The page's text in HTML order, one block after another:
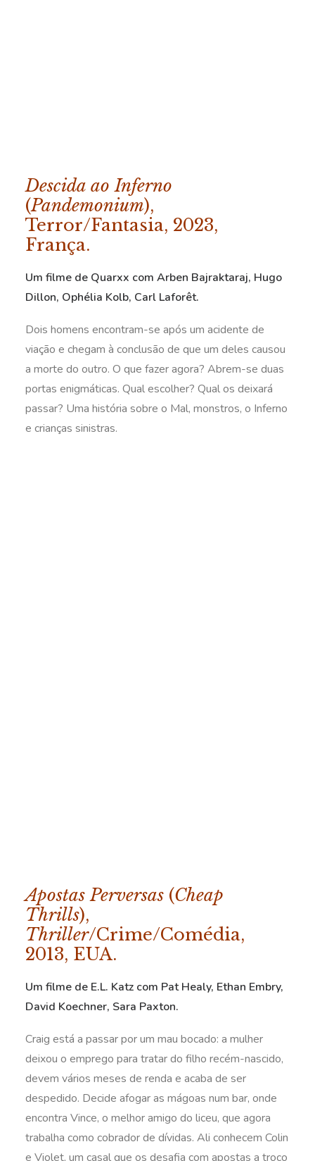
Descida ao Inferno
(Pandemonium),
Terror/Fantasia, 2023,
França.
Um filme de Quarxx com Arben Bajraktaraj, Hugo
Dillon, Ophélia Kolb, Carl Laforêt.
Dois homens encontram-se após um acidente de
viação e chegam à conclusão de que um deles causou
a morte do outro. O que fazer agora? Abrem-se duas
portas enigmáticas. Qual escolher? Qual os deixará
passar? Uma história sobre o Mal, monstros, o Inferno
e crianças sinistras.
Apostas Perversas (Cheap
Thrills),
Thriller/Crime/Comédia,
2013, EUA.
Um filme de E.L. Katz com Pat Healy, Ethan Embry,
David Koechner, Sara Paxton.
Craig está a passar por um mau bocado: a mulher
deixou o emprego para tratar do filho recém-nascido,
devem vários meses de renda e acaba de ser
despedido. Decide afogar as mágoas num bar, onde
encontra Vince, o melhor amigo do liceu, que agora
trabalha como cobrador de dívidas. Ali conhecem Colin
e Violet, um casal que os desafia com apostas a troco